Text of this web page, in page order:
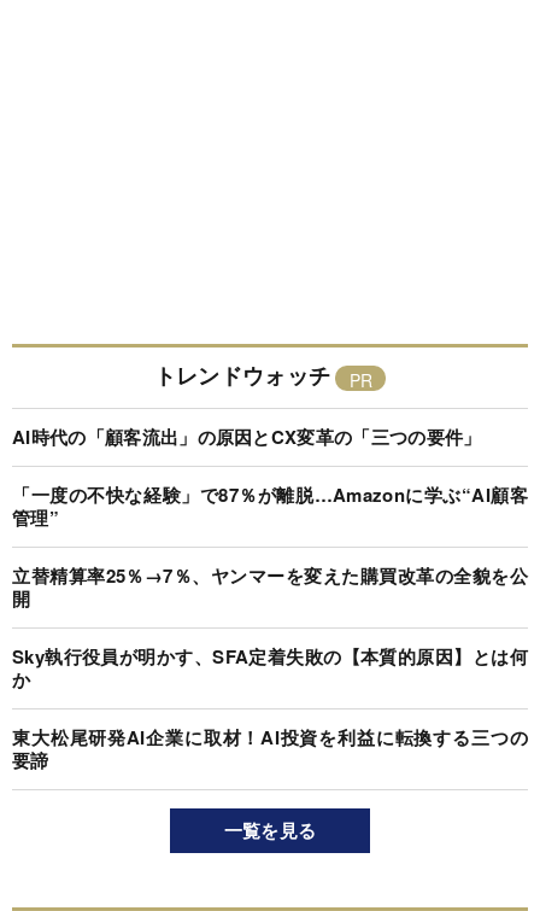
トレンドウォッチ
AI時代の「顧客流出」の原因とCX変革の「三つの要件」
「一度の不快な経験」で87％が離脱…Amazonに学ぶ“AI顧客
管理”
立替精算率25％→7％、ヤンマーを変えた購買改革の全貌を公
開
Sky執行役員が明かす、SFA定着失敗の【本質的原因】とは何
か
東大松尾研発AI企業に取材！AI投資を利益に転換する三つの
要諦
一覧を見る